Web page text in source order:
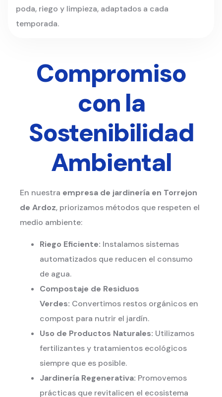
poda, riego y limpieza, adaptados a cada
temporada.
Compromiso
con la
Sostenibilidad
Ambiental
En nuestra empresa de jardinería en Torrejon
de Ardoz, priorizamos métodos que respeten el
medio ambiente:
Riego Eficiente: Instalamos sistemas
automatizados que reducen el consumo
de agua.
Compostaje de Residuos
Verdes: Convertimos restos orgánicos en
compost para nutrir el jardín.
Uso de Productos Naturales: Utilizamos
fertilizantes y tratamientos ecológicos
siempre que es posible.
Jardinería Regenerativa: Promovemos
prácticas que revitalicen el ecosistema